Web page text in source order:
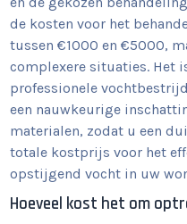
de kosten voor het
tussen €1000 en €5000,
complexere situaties. Het
professionele
een nauwkeurige
materialen, zodat u een
totale kostprijs voor het
opstijgend vocht in uw
Hoeveel kost het om